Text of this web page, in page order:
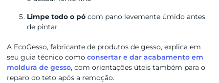
Limpe todo o pócom pano levemente úmido antes
de pintar
A EcoGesso, fabricante de produtos de gesso, explica em
seu guia técnico como consertar e dar acabamento em
moldura de gesso, com orientações úteis também para o
reparo do teto após a remoção.